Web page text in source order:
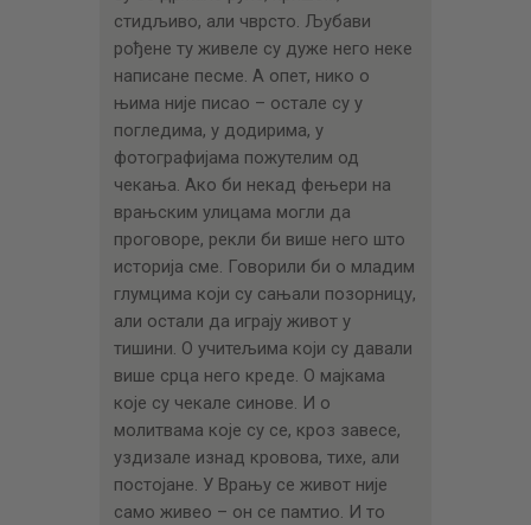
стидљиво, али чврсто. Љубави
рођене ту живеле су дуже него неке
написане песме. А опет, нико о
њима није писао – остале су у
погледима, у додирима, у
фотографијама пожутелим од
чекања. Ако би некад фењери на
врањским улицама могли да
проговоре, рекли би више него што
историја сме. Говорили би о младим
глумцима који су сањали позорницу,
али остали да играју живот у
тишини. О учитељима који су давали
више срца него креде. О мајкама
које су чекале синове. И о
молитвама које су се, кроз завесе,
уздизале изнад кровова, тихе, али
постојане. У Врању се живот није
само живео – он се памтио. И то